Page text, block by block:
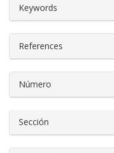
Keywords
References
Número
Sección